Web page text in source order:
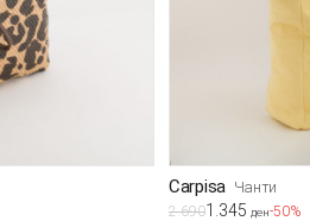
Carpisa Чанти
2.6901.345 ден-50%